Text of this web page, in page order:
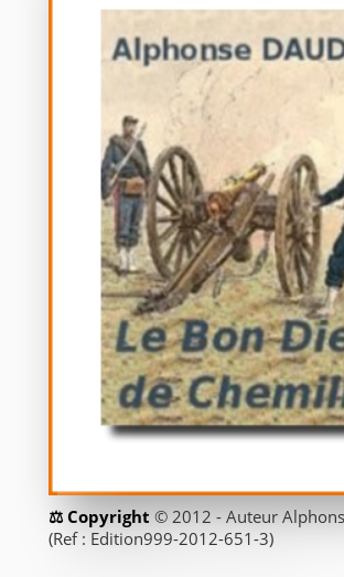
© 2012 - Auteur
(Ref : Edition999-2012-651-3)